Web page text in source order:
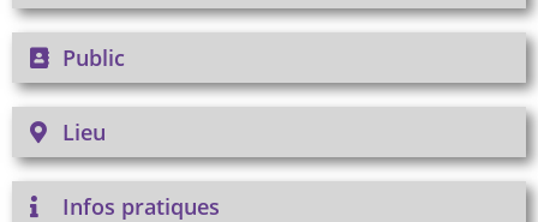
Public
Lieu
Infos pratiques